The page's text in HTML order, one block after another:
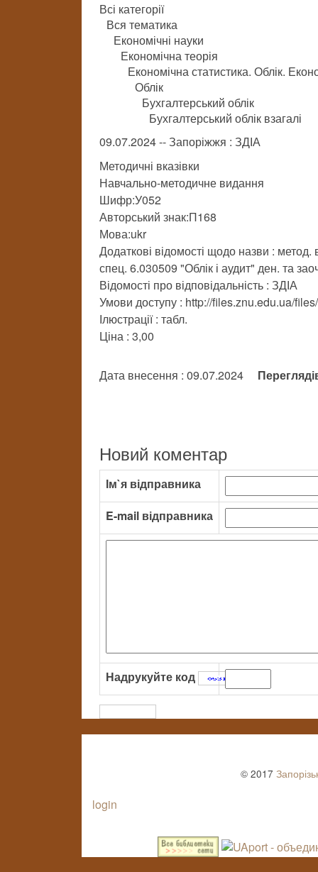
Всі категорії
Вся тематика
Економічні науки
Економічна теорія
Економічна статистика. Облік.
Облік
Бухгалтерський облік
Бухгалтерський облік взагалі
09.07.2024 -- Запоріжжя : ЗДІА
Методичні вказівки
Навчально-методичне видання
Шифр:У052
Авторський знак:П168
Мова:ukr
Додаткові відомості щодо назви : метод.
спец. 6.030509 "Облік і аудит" ден. та
Відомості про відповідальність : ЗДІА
Умови доступу : http://files.znu.edu.ua/
Ілюстрації : табл.
Ціна : 3,00
Дата внесення : 09.07.2024
Новий коментар
Ім`я відправника
E-mail відправника
Надрукуйте код
© 2017
login